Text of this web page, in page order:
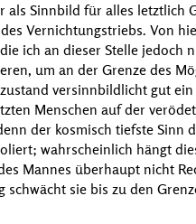
Sinnbild für alles letztlich
Vernichtungstriebs. Von
ich an dieser Stelle jedoch
um an der Grenze des
versinnbildlicht gut
Menschen auf der
der kosmisch tiefste Sinn
wahrscheinlich hängt
Mannes überhaupt nicht
sie bis zu den